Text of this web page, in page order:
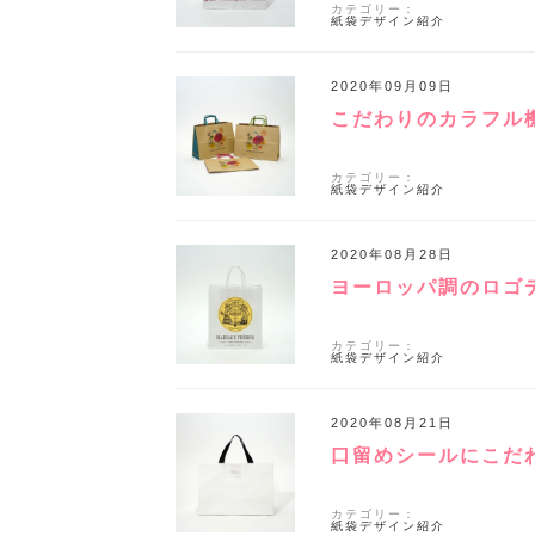
カテゴリー：
紙袋デザイン紹介
こだわりのカラフル
2020年09月09日
カテゴリー：
紙袋デザイン紹介
ヨーロッパ調のロゴ
2020年08月28日
カテゴリー：
紙袋デザイン紹介
口留めシールにこだ
2020年08月21日
カテゴリー：
紙袋デザイン紹介